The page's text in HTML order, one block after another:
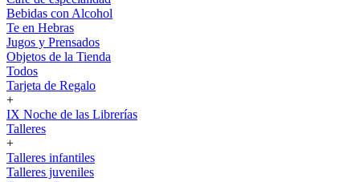
Bebidas con Alcohol
Te en Hebras
Jugos y Prensados
Objetos de la Tienda
Todos
Tarjeta de Regalo
+
IX Noche de las Librerías
Talleres
+
Talleres infantiles
Talleres juveniles